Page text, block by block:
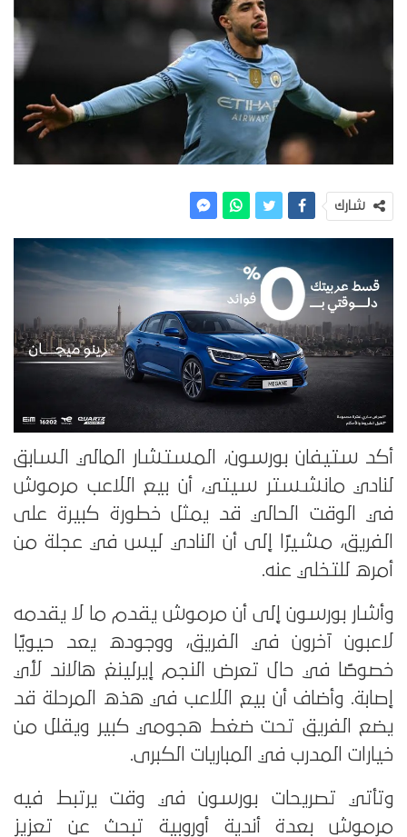
شارك
أكد ستيفان بورسون، المستشار المالي السابق
لنادي مانشستر سيتي، أن بيع اللاعب مرموش
في الوقت الحالي قد يمثل خطورة كبيرة على
الفريق، مشيرًا إلى أن النادي ليس في عجلة من
أمره للتخلي عنه.
وأشار بورسون إلى أن مرموش يقدم ما لا يقدمه
لاعبون آخرون في الفريق، ووجوده يعد حيويًا
خصوصًا في حال تعرض النجم إيرلينغ هالاند لأي
إصابة. وأضاف أن بيع اللاعب في هذه المرحلة قد
يضع الفريق تحت ضغط هجومي كبير ويقلل من
خيارات المدرب في المباريات الكبرى.
وتأتي تصريحات بورسون في وقت يرتبط فيه
مرموش بعدة أندية أوروبية تبحث عن تعزيز